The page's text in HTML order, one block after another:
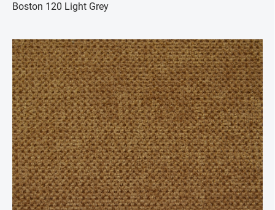
Boston 120 Light Grey